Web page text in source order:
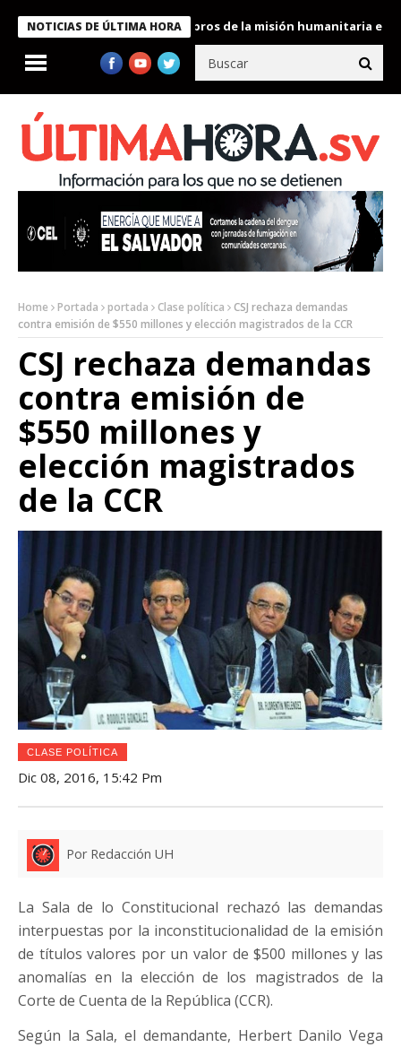
NOTICIAS DE ÚLTIMA HORA
Bukele condecora a miembros de la misión humanitaria enviada
Home Portada portada Clase política
CSJ rechaza demandas
contra emisión de $550 millones y elección magistrados de la CCR
CSJ rechaza demandas
contra emisión de
$550 millones y
elección magistrados
de la CCR
CLASE POLÍTICA
Dic 08, 2016, 15:42 Pm
Por Redacción UH
La Sala de lo Constitucional rechazó las demandas
interpuestas por la inconstitucionalidad de la emisión
de títulos valores por un valor de $500 millones y las
anomalías en la elección de los magistrados de la
Corte de Cuenta de la República (CCR).
Según la Sala, el demandante, Herbert Danilo Vega